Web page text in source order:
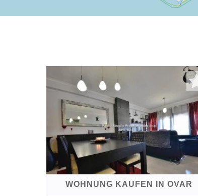
WOHNUNG KAUFEN IN OVAR